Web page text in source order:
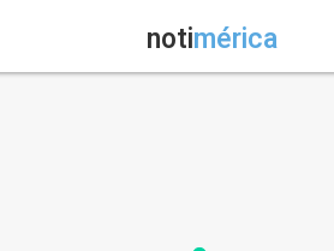
notimérica